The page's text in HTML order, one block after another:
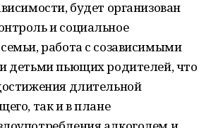
будет организован
и социальное
работа с созависимыми
детьми пьющих родителей, что
длительной
так и в плане